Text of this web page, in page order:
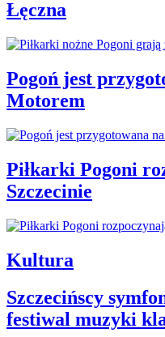
Łęczna
Pogoń jest
Motorem
Piłkarki Pogoni
Szczecinie
Kultura
Szczecińscy
festiwal muzyki